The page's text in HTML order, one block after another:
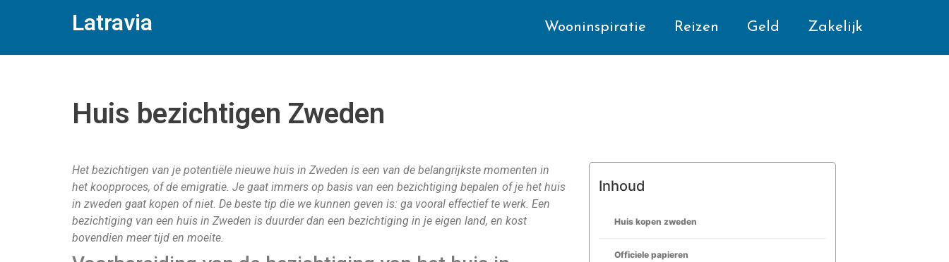
Latravia Wooninspiratie Reizen Geld Zakelijk
Huis bezichtigen Zweden
Het bezichtigen van je potentiële nieuwe huis in Zweden is een van de belangrijkste momenten in
het koopproces, of de emigratie. Je gaat immers op basis van een bezichtiging bepalen of je het huis
in zweden gaat kopen of niet. De beste tip die we kunnen geven is: ga vooral effectief te werk. Een
bezichtiging van een huis in Zweden is duurder dan een bezichtiging in je eigen land, en kost
bovendien meer tijd en moeite.
Inhoud
Huis kopen zweden
Officiele papieren